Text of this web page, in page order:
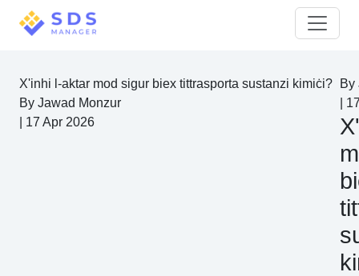
X'inhi l-aktar mod sigur biex tittrasporta sustanzi kimiċi?
By Jawad Monzur
17 Apr 2026
By